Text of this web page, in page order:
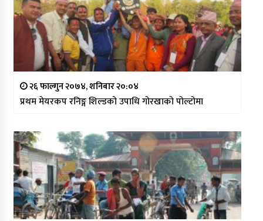
२६ फाल्गुन २०७४, शनिबार २०:०४
प्रथम मेयरकप रनिङ्ग शिल्डको उपाधि गोरखाको पोल्टोमा